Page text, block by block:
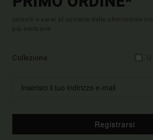
Iscriviti e sarai al corrente delle ultimissime
più esclusive.
Collezione
Registrarsi